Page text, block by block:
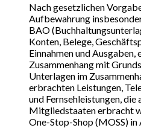
Nach gesetzlichen
Aufbewahrung
BAO
Konten, Belege,
Einnahmen und Ausgaben,
Zusammenhang mit
Unterlagen im
erbrachten Leistungen,
und Fernsehleistungen,
Mitgliedstaaten erbracht
One-Stop-Shop (MOSS) in